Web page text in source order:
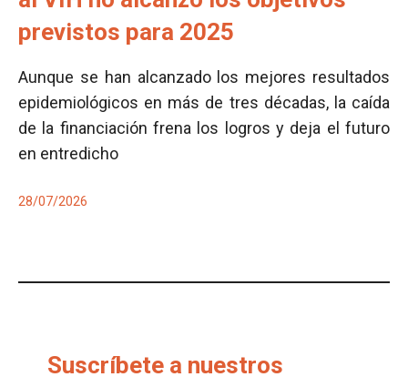
previstos para 2025
Aunque se han alcanzado los mejores resultados
epidemiológicos en más de tres décadas, la caída
de la financiación frena los logros y deja el futuro
en entredicho
28/07/2026
Suscríbete a nuestros